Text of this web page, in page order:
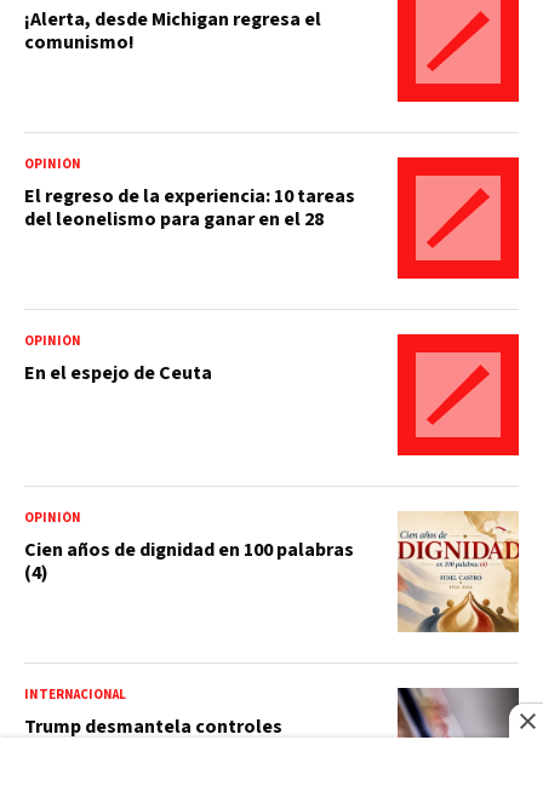
¡Alerta, desde Michigan regresa el
comunismo!
OPINIÓN
El regreso de la experiencia: 10 tareas
del leonelismo para ganar en el 28
OPINIÓN
En el espejo de Ceuta
OPINIÓN
Cien años de dignidad en 100 palabras
(4)
INTERNACIONAL
Trump desmantela controles